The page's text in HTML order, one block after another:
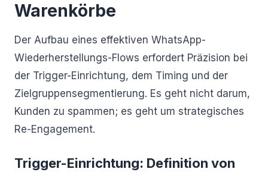
Warenkörbe
Der Aufbau eines effektiven WhatsApp-
Wiederherstellungs-Flows erfordert Präzision bei
der Trigger-Einrichtung, dem Timing und der
Zielgruppensegmentierung. Es geht nicht darum,
Kunden zu spammen; es geht um strategisches
Re-Engagement.
Trigger-Einrichtung: Definition von